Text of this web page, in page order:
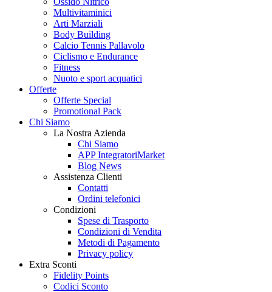
Multivitaminici
Arti Marziali
Body Building
Calcio Tennis Pallavolo
Ciclismo e Endurance
Fitness
Nuoto e sport acquatici
Offerte
Offerte Special
Promotional Pack
Chi Siamo
La Nostra Azienda
Chi Siamo
APP IntegratoriMarket
Blog News
Assistenza Clienti
Contatti
Ordini telefonici
Condizioni
Spese di Trasporto
Condizioni di Vendita
Metodi di Pagamento
Privacy policy
Extra Sconti
Fidelity Points
Codici Sconto